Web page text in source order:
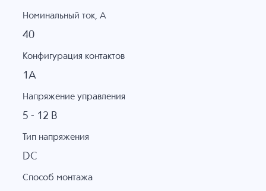
Номинальный ток, А
40
Конфигурация контактов
1A
Напряжение управления
5 - 12 В
Тип напряжения
DC
Способ монтажа